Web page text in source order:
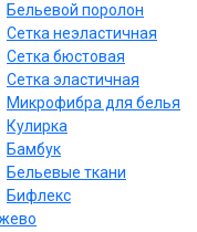
Бельевой поролон
Сетка неэластичная
Сетка бюстовая
Сетка эластичная
Микрофибра для белья
Кулирка
Бамбук
Бельевые ткани
Бифлекс